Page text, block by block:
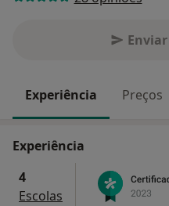
Experiência Preços
Experiência
4
Escolas